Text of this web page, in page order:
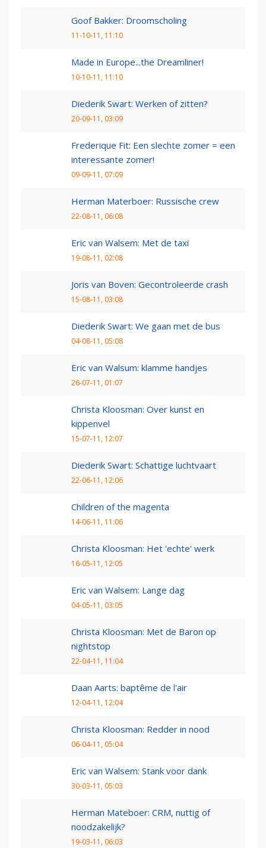
Goof Bakker: Droomscholing
11-10-11, 11:10
Made in Europe...the Dreamliner!
10-10-11, 11:10
Diederik Swart: Werken of zitten?
20-09-11, 03:09
Frederique Fit: Een slechte zomer = een
interessante zomer!
09-09-11, 07:09
Herman Materboer: Russische crew
22-08-11, 06:08
Eric van Walsem: Met de taxi
19-08-11, 02:08
Joris van Boven: Gecontroleerde crash
15-08-11, 03:08
Diederik Swart: We gaan met de bus
04-08-11, 05:08
Eric van Walsum: klamme handjes
26-07-11, 01:07
Christa Kloosman: Over kunst en
kippenvel
15-07-11, 12:07
Diederik Swart: Schattige luchtvaart
22-06-11, 12:06
Children of the magenta
14-06-11, 11:06
Christa Kloosman: Het 'echte' werk
16-05-11, 12:05
Eric van Walsem: Lange dag
04-05-11, 03:05
Christa Kloosman: Met de Baron op
nightstop
22-04-11, 11:04
Daan Aarts: baptême de l'air
12-04-11, 12:04
Christa Kloosman: Redder in nood
06-04-11, 05:04
Eric van Walsem: Stank voor dank
30-03-11, 05:03
Herman Mateboer: CRM, nuttig of
noodzakelijk?
19-03-11, 06:03